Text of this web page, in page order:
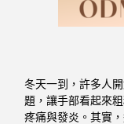
冬天一到，許多人
題，讓手部看起來
疼痛與發炎。其實